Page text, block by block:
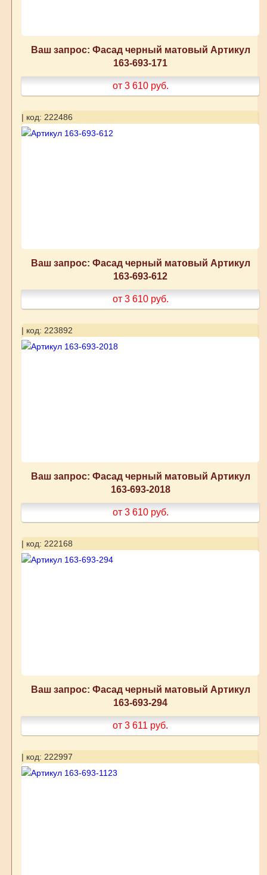
Ваш запрос: Фасад черный матовый Артикул
163-693-171
от 3 610 руб.
| код: 222486
Ваш запрос: Фасад черный матовый Артикул
163-693-612
от 3 610 руб.
| код: 223892
Ваш запрос: Фасад черный матовый Артикул
163-693-2018
от 3 610 руб.
| код: 222168
Ваш запрос: Фасад черный матовый Артикул
163-693-294
от 3 611 руб.
| код: 222997